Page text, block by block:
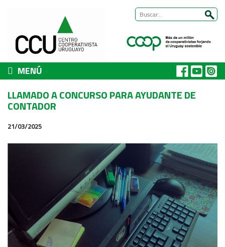
MENÚ
Presentación
Autoridades y equipo
Acerca del Área
Programas
Trabajos
Área Rural
LLAMADO A CONCURSO PARA AYUDANTE DE
CONTADOR
21/03/2025